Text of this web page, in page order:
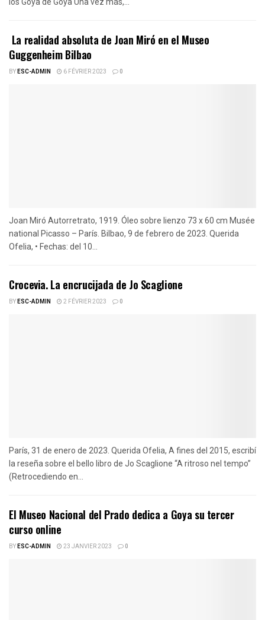
La realidad absoluta de Joan Miró en el Museo
Guggenheim Bilbao
BYESC-ADMIN 6 FÉVRIER 2023 0
Joan Miró Autorretrato, 1919. Óleo sobre lienzo 73 x 60 cm Musée
national Picasso – París. Bilbao, 9 de febrero de 2023. Querida
Ofelia, • Fechas: del 10...
Crocevia. La encrucijada de Jo Scaglione
BYESC-ADMIN 2 FÉVRIER 2023 0
París, 31 de enero de 2023. Querida Ofelia, A fines del 2015, escribí
la reseña sobre el bello libro de Jo Scaglione “A ritroso nel tempo”
(Retrocediendo en...
El Museo Nacional del Prado dedica a Goya su tercer
curso online
BYESC-ADMIN 23 JANVIER 2023 0